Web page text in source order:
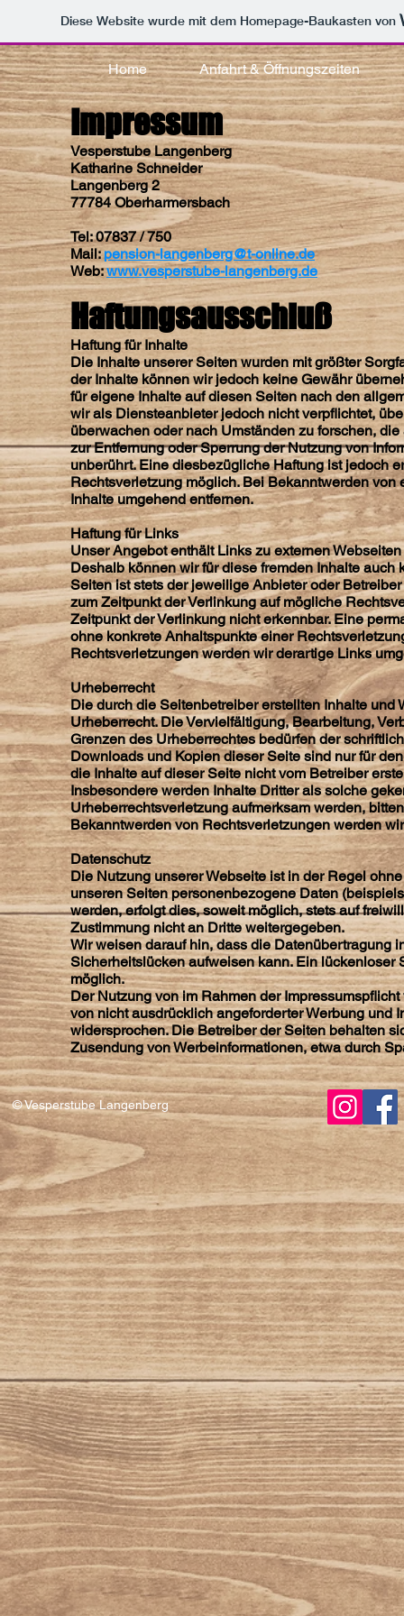
Diese Website wurde mit dem Homepage-Baukasten von
Home Anfahrt & Öffnungszeiten
Impressum
Vesperstube Langenberg
Katharine Schneider
Langenberg 2
77784 Oberharmersbach
Tel: 07837 / 750
Mail: pension-langenberg@t-online.de
Web: www.vesperstube-langenberg.de
Haftungsausschluß
Haftung für Inhalte
Die Inhalte unserer Seiten wurden mit größter
der Inhalte können wir jedoch keine Gewähr
für eigene Inhalte auf diesen Seiten nach den
wir als Diensteanbieter jedoch nicht verpflichtet,
überwachen oder nach Umständen zu forschen,
zur Entfernung oder Sperrung der Nutzung von
unberührt. Eine diesbezügliche Haftung ist jedoch
Rechtsverletzung möglich. Bei Bekanntwerden
Inhalte umgehend entfernen.
Haftung für Links
Unser Angebot enthält Links zu externen
Deshalb können wir für diese fremden Inhalte
Seiten ist stets der jeweilige Anbieter oder
zum Zeitpunkt der Verlinkung auf mögliche
Zeitpunkt der Verlinkung nicht erkennbar. Eine
ohne konkrete Anhaltspunkte einer
Rechtsverletzungen werden wir derartige Links
Urheberrecht
Die durch die Seitenbetreiber erstellten Inhalte
Urheberrecht. Die Vervielfältigung, Bearbeitung,
Grenzen des Urheberrechtes bedürfen der
Downloads und Kopien dieser Seite sind nur für
die Inhalte auf dieser Seite nicht vom Betreiber
Insbesondere werden Inhalte Dritter als solche
Urheberrechtsverletzung aufmerksam werden,
Bekanntwerden von Rechtsverletzungen werden
Datenschutz
Die Nutzung unserer Webseite ist in der Regel
unseren Seiten personenbezogene Daten
werden, erfolgt dies, soweit möglich, stets auf
Zustimmung nicht an Dritte weitergegeben.
Wir weisen darauf hin, dass die Datenübertragung
Sicherheitslücken aufweisen kann. Ein lückenloser
möglich.
Der Nutzung von im Rahmen der
von nicht ausdrücklich angeforderter Werbung und
widersprochen. Die Betreiber der Seiten behalten
Zusendung von Werbeinformationen, etwa durch
© Vesperstube Langenberg